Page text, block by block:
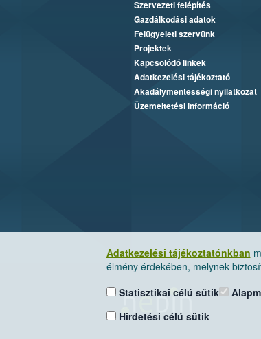
Adatkezelési tájékoztatónkban
élmény érdekében, melynek
Statisztikai célú sütik
Hirdetési célú sütik
Szervezeti felépítés
Gazdálkodási adatok
Felügyeleti szervünk
Projektek
Kapcsolódó linkek
Adatkezelési tájékoztató
Akadálymentességi nyilatkozat
Üzemeltetési információ